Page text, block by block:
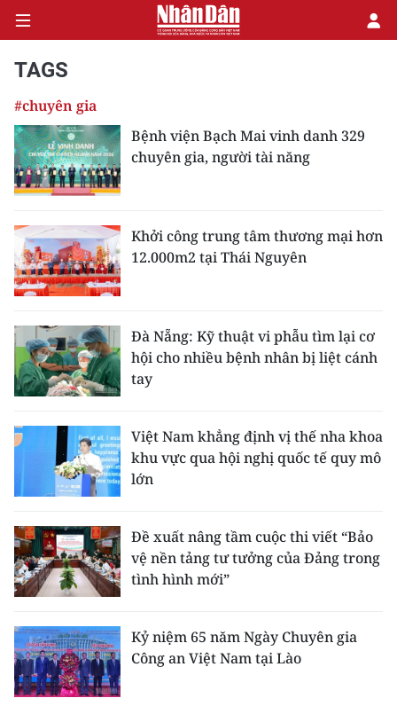
CHÍNH TRỊ
KINH TẾ
XÃ HỘI
PHÁP LUẬT
DU LỊCH
THẾ GIỚI
GIÁO DỤC
KHOA HỌC - CÔNG NGHỆ
MÔI TRƯỜNG
BẠN ĐỌC
KIỂM CHỨNG THÔNG TIN
TAGS
#chuyên gia
Bệnh viện Bạch Mai vinh danh 329
chuyên gia, người tài năng
Khởi công trung tâm thương mại hơn
12.000m2 tại Thái Nguyên
Đà Nẵng: Kỹ thuật vi phẫu tìm lại cơ
hội cho nhiều bệnh nhân bị liệt cánh
tay
Việt Nam khẳng định vị thế nha khoa
khu vực qua hội nghị quốc tế quy mô
lớn
Đề xuất nâng tầm cuộc thi viết “Bảo
vệ nền tảng tư tưởng của Đảng trong
tình hình mới”
Kỷ niệm 65 năm Ngày Chuyên gia
Công an Việt Nam tại Lào